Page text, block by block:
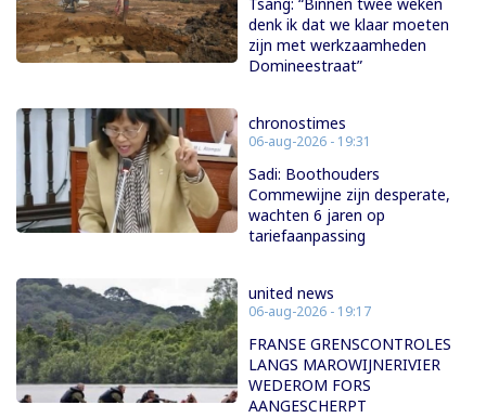
denk ik dat we klaar moeten
zijn met werkzaamheden
Domineestraat”
chronostimes
06-aug-2026 - 19:31
Sadi: Boothouders
Commewijne zijn desperate,
wachten 6 jaren op
tariefaanpassing
united news
06-aug-2026 - 19:17
FRANSE GRENSCONTROLES
LANGS MAROWIJNERIVIER
WEDEROM FORS
AANGESCHERPT